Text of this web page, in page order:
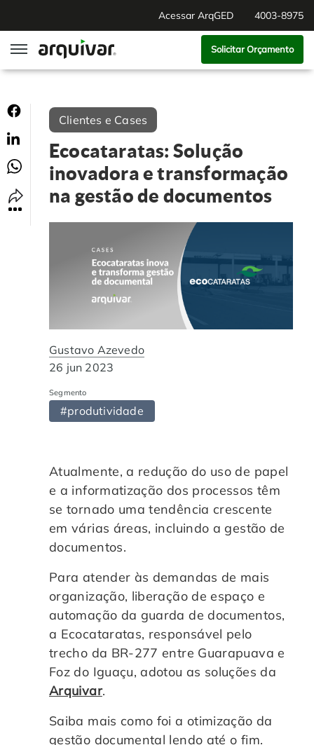
Acessar ArqGED 4003-8975
ArqSign
Soluções
Gestão de Documentos
Digitalização
Software para BPM
Educação Corporativa
Gerenciamento de NF-e
Assinatura Digital
Auditoria de Processos
Gestão do Departamento Pessoal
Controle e Organização de Documentos Físicos
Guarda de Documentos
Consultoria Documental
Segmentos
Agronegócio
Instituições de Ensino
Departamento Pessoal
Cooperativas
Cases de Sucesso
Nossas Unidades
Blog
Solicitar Orçamento
Clientes e Cases
Ecocataratas: Solução
inovadora e transformação
na gestão de documentos
Gustavo Azevedo
26 jun 2023
Segmento
#produtividade
Atualmente, a redução do uso de papel
e a informatização dos processos têm
se tornado uma tendência crescente
em várias áreas, incluindo a gestão de
documentos.
Para atender às demandas de mais
organização, liberação de espaço e
automação da guarda de documentos,
a Ecocataratas, responsável pelo
trecho da BR-277 entre Guarapuava e
Foz do Iguaçu, adotou as soluções da
Arquivar.
Saiba mais como foi a otimização da
gestão documental lendo até o fim.